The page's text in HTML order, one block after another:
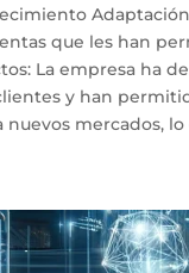
que les han
La empresa ha
y han
mercados, lo